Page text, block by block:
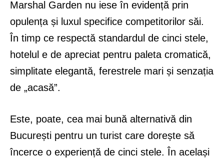
Marshal Garden nu iese în evidență prin
opulența și luxul specifice competitorilor săi.
În timp ce respectă standardul de cinci stele,
hotelul e de apreciat pentru paleta cromatică,
simplitate elegantă, ferestrele mari și senzația
de „acasă”.
Este, poate, cea mai bună alternativă din
București pentru un turist care dorește să
încerce o experiență de cinci stele. În același